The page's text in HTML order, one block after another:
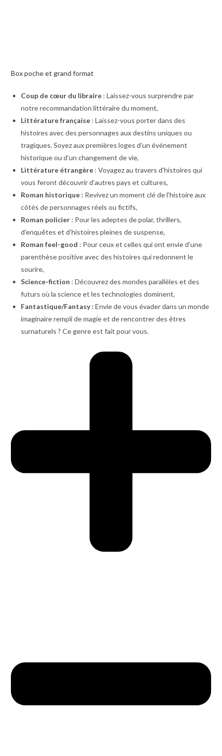
Box poche et grand format
Coup de cœur du libraire : Laissez-vous surprendre par
notre recommandation littéraire du moment,
Littérature française : Laissez-vous porter dans des
histoires avec des personnages aux destins uniques ou
tragiques. Soyez aux premières loges d’un événement
historique ou d’un changement de vie,
Littérature étrangère : Voyagez au travers d’histoires qui
vous feront découvrir d’autres pays et cultures,
Roman historique : Revivez un moment clé de l’histoire aux
côtés de personnages réels ou fictifs,
Roman policier : Pour les adeptes de polar, thrillers,
d’enquêtes et d’histoires pleines de suspense,
Roman feel-good : Pour ceux et celles qui ont envie d’une
parenthèse positive avec des histoires qui redonnent le
sourire,
Science-fiction : Découvrez des mondes parallèles et des
futurs où la science et les technologies dominent,
Fantastique/Fantasy :Envie de vous évader dans un monde
imaginaire rempli de magie et de rencontrer des êtres
surnaturels ? Ce genre est fait pour vous.